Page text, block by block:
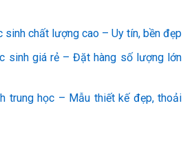
sinh chất lượng cao – Uy tín, bền đẹp
sinh giá rẻ – Đặt hàng số lượng lớn
trung học – Mẫu thiết kế đẹp, thoải